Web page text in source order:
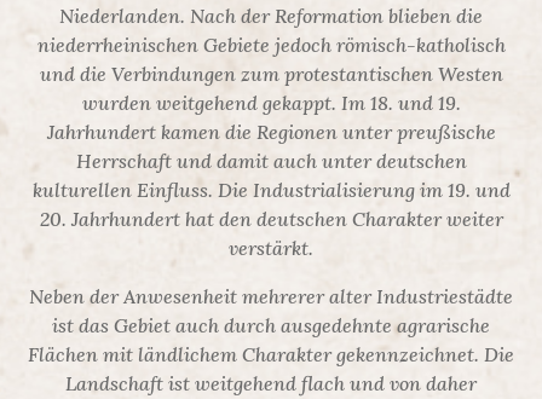
Niederlanden. Nach der Reformation blieben die
niederrheinischen Gebiete jedoch römisch-katholisch
und die Verbindungen zum protestantischen Westen
wurden weitgehend gekappt. Im 18. und 19.
Jahrhundert kamen die Regionen unter preußische
Herrschaft und damit auch unter deutschen
kulturellen Einfluss. Die Industrialisierung im 19. und
20. Jahrhundert hat den deutschen Charakter weiter
verstärkt.
Neben der Anwesenheit mehrerer alter Industriestädte
ist das Gebiet auch durch ausgedehnte agrarische
Flächen mit ländlichem Charakter gekennzeichnet. Die
Landschaft ist weitgehend flach und von daher